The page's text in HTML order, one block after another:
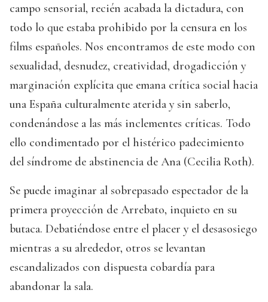
campo sensorial, recién acabada la dictadura, con
todo lo que estaba prohibido por la censura en los
films españoles. Nos encontramos de este modo con
sexualidad, desnudez, creatividad, drogadicción y
marginación explícita que emana crítica social hacia
una España culturalmente aterida y sin saberlo,
condenándose a las más inclementes críticas. Todo
ello condimentado por el histérico padecimiento
del síndrome de abstinencia de Ana (Cecilia Roth).
Se puede imaginar al sobrepasado espectador de la
primera proyección de Arrebato, inquieto en su
butaca. Debatiéndose entre el placer y el desasosiego
mientras a su alrededor, otros se levantan
escandalizados con dispuesta cobardía para
abandonar la sala.